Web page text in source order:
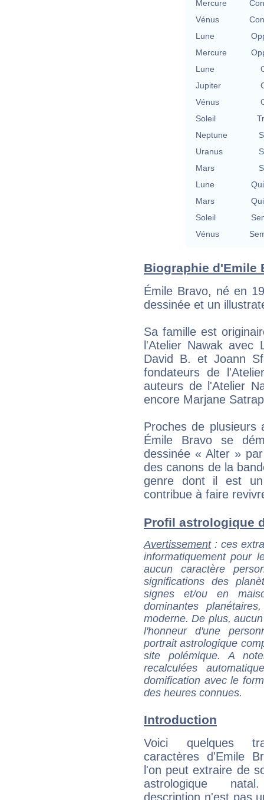
Mercure
Vénus
Lune
Mercure
Lune
Jupiter
Vénus
Soleil
Neptune
Uranus
Mars
Lune
Mars
Soleil
Vénus
Biographie d'Emile
Émile Bravo, né en
dessinée et un
Sa famille est
l'Atelier Nawak avec
David B. et Joann
fondateurs de
auteurs de l'Atelier
encore Marjane
Proches de plusieurs
Émile Bravo se
dessinée « Alter »
des canons de la
genre dont il est
contribue à faire
Profil astrologique
Avertissement: ces
informatiquement pour
aucun caractère
significations des
signes et/ou en
dominantes
moderne. De plus,
l'honneur d'une
portrait astrologique
site polémique. A
recalculées
domification avec le
des heures connues.
Introduction
Voici quelques
caractères d'Emile
l'on peut extraire de
astrologique
description n'est pas